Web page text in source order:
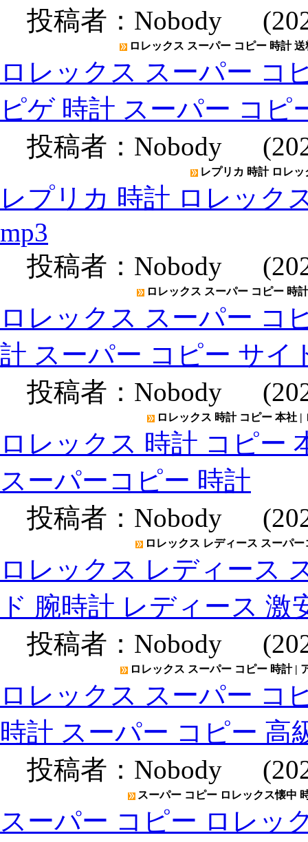
投稿者： Nobody
ロレックス スーパー コピー 時計
ロレックス スーパー コ
ピゲ 時計 スーパー コピ
投稿者： Nobody
レプリカ 時計 ロレ
レプリカ 時計 ロレック
mp3
投稿者： Nobody
ロレックス スーパー コピー 時
ロレックス スーパー コ
計 スーパー コピー サイ
投稿者： Nobody
ロレックス 時計 コピー 本社
ロレックス 時計 コピー
スーパーコピー 時計
投稿者： Nobody
ロレックス レディース スーパ
ロレックス レディース
ド 腕時計 レディース 激
投稿者： Nobody
ロレックス スーパー コピー 時計 |
ロレックス スーパー コ
時計 スーパー コピー 高
投稿者： Nobody
スーパー コピー ロレックス懐中
スーパー コピー ロレッ